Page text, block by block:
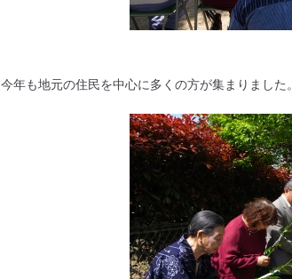
今年も地元の住民を中心に多くの方が集まりました。